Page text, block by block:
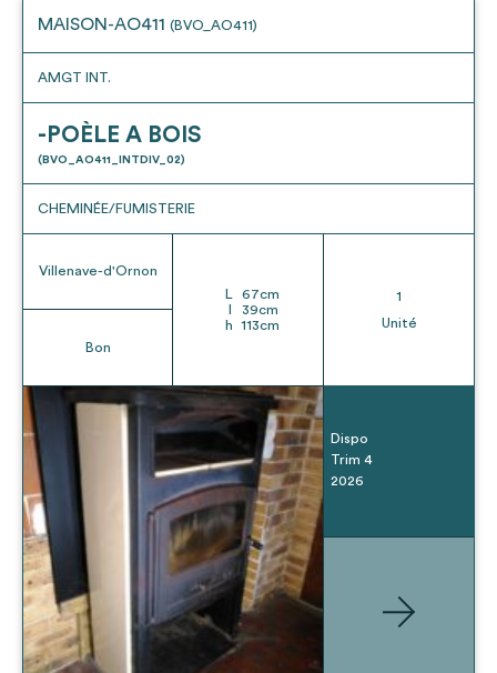
MAISON-AO411 (BVO_AO411)
AMGT INT.
-POÈLE A BOIS
(BVO_AO411_INTDIV_02)
CHEMINÉE/FUMISTERIE
Villenave-d'Ornon
Bon
L 67cm
39cm
h
113cm
1
Unité
Dispo
Trim 4
2026